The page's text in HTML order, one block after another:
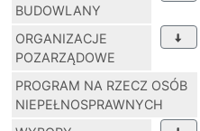
BUDOWLANY
ORGANIZACJE
POZARZĄDOWE
PROGRAM NA RZECZ OSÓB
NIEPEŁNOSPRAWNYCH